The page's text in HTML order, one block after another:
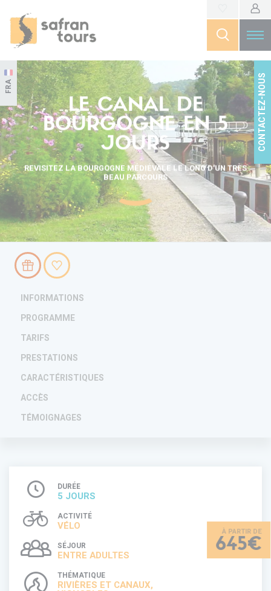
FRA CONTACTEZ-NOUS
LE CANAL DE
BOURGOGNE EN 5
JOURS
REVISITEZ LA BOURGOGNE MÉDIÉVALE LE LONG D'UN TRÈS
BEAU PARCOURS
INFORMATIONS
PROGRAMME
TARIFS
PRESTATIONS
CARACTÉRISTIQUES
ACCÈS
TÉMOIGNAGES
DURÉE
5 JOURS
ACTIVITÉ
VÉLO
SÉJOUR
ENTRE ADULTES
THÉMATIQUE
RIVIÈRES ET CANAUX,
645€